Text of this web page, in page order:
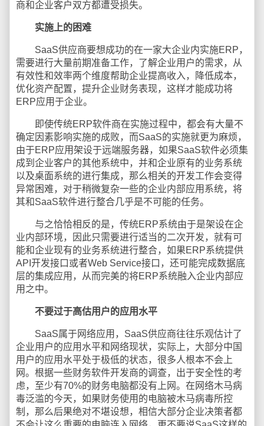
商和企业客户双方都遭受损失。
实施上的困难
SaaS供应商要想成功的在一家大企业内实施ERP，
需要进行大量前期准备工作，了解企业用户的需求，从
有效性和效率两个维度帮助企业提高收入，降低成本，
优化资产配置，提升企业财务表现，这样才能成功将
ERP应用于企业。
即使传统ERP软件商在实施过程中，都会有大量不
确定因素影响实施的成败，而SaaS的实施就更为麻烦，
由于ERP应用架设于远端服务器，如果SaaS软件必须集
成到企业客户的其他系统中，并和企业原有的业务系统
以及桌面系统的进行集成，那么相关的开发工作会变得
异常困难，对于稍微复杂一些的企业内部应用系统，将
其和SaaS软件进行整合几乎是不可能的任务。
与之恰恰相反的是，传统ERP系统由于是架设在企
业内部环境，因此只需要进行适当的二次开发，就有可
能和企业现有的业务系统进行整合，如果ERP系统提供
API开发接口或者Web Service接口，还可能完成数据底
层的集成应用，从而完美的将ERP系统融入企业内部应
用之中。
不要过于高估用户的应用水平
SaaS属于网络应用，SaaS供应商往往乐观估计了
企业用户的应用水平和网络现状，实际上，大部分中国
用户的应用水平处于极低的状态，很多人根本不会上
网。根据一些财务软件开发商的调查，出于安全性的考
虑，至少有70%的财务电脑都没有上网。在网络木马病
毒泛滥的今天，如果财务使用的电脑被木马病毒所控
制，那么后果绝对不堪设想，相信大部分企业决策者都